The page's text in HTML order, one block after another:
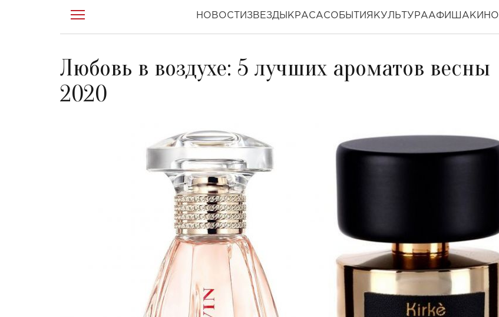
НОВОСТИ ЗВЕЗДЫ КРАСАСОБЫТИЯ КУЛЬТУРААФИША КИНО
Любовь в воздухе: 5 лучших ароматов весны
2020